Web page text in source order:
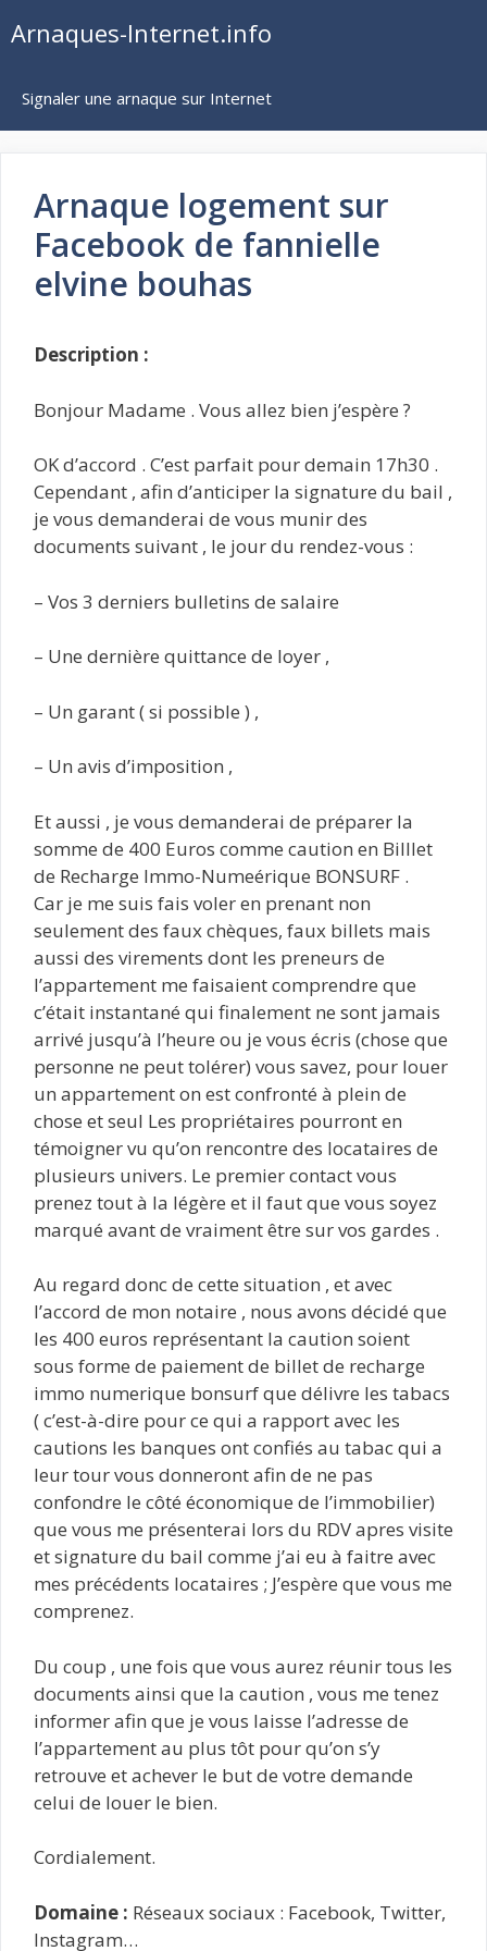
auArnaques-Internet.info
Signaler une arnaque sur Internet
Arnaque logement sur
Facebook de fannielle
elvine bouhas
Description :
Bonjour Madame . Vous allez bien j’espère ?
OK d’accord . C’est parfait pour demain 17h30 .
Cependant , afin d’anticiper la signature du bail ,
je vous demanderai de vous munir des
documents suivant , le jour du rendez-vous :
– Vos 3 derniers bulletins de salaire
– Une dernière quittance de loyer ,
– Un garant ( si possible ) ,
– Un avis d’imposition ,
Et aussi , je vous demanderai de préparer la
somme de 400 Euros comme caution en Billlet
de Recharge Immo-Numeérique BONSURF .
Car je me suis fais voler en prenant non
seulement des faux chèques, faux billets mais
aussi des virements dont les preneurs de
l’appartement me faisaient comprendre que
c’était instantané qui finalement ne sont jamais
arrivé jusqu’à l’heure ou je vous écris (chose que
personne ne peut tolérer) vous savez, pour louer
un appartement on est confronté à plein de
chose et seul Les propriétaires pourront en
témoigner vu qu’on rencontre des locataires de
plusieurs univers. Le premier contact vous
prenez tout à la légère et il faut que vous soyez
marqué avant de vraiment être sur vos gardes .
Au regard donc de cette situation , et avec
l’accord de mon notaire , nous avons décidé que
les 400 euros représentant la caution soient
sous forme de paiement de billet de recharge
immo numerique bonsurf que délivre les tabacs
( c’est-à-dire pour ce qui a rapport avec les
cautions les banques ont confiés au tabac qui a
leur tour vous donneront afin de ne pas
confondre le côté économique de l’immobilier)
que vous me présenterai lors du RDV apres visite
et signature du bail comme j’ai eu à faitre avec
mes précédents locataires ; J’espère que vous me
comprenez.
Du coup , une fois que vous aurez réunir tous les
documents ainsi que la caution , vous me tenez
informer afin que je vous laisse l’adresse de
l’appartement au plus tôt pour qu’on s’y
retrouve et achever le but de votre demande
celui de louer le bien.
Cordialement.
Domaine : Réseaux sociaux : Facebook, Twitter,
Instagram…